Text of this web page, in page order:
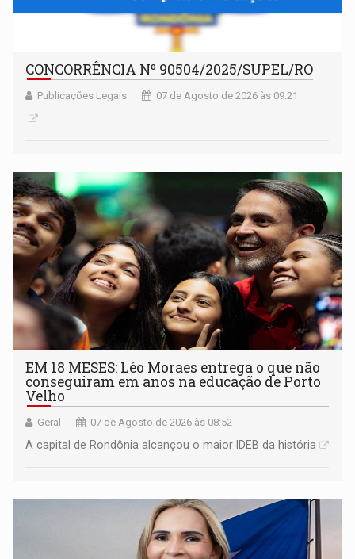
CONCORRÊNCIA Nº 90504/2025/SUPEL/RO
Publicações Legais 07 de Agosto de 2026 às 09:21
EM 18 MESES: Léo Moraes entrega o que não
conseguiram em anos na educação de Porto
Velho
Geral 07 de Agosto de 2026 às 08:52
A capital de Rondônia alcançou o maior IDEB da história